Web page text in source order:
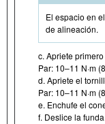
El espacio en el
de alineación.
c. Apriete
Par: 10–11 N·m
d. Apriete el
Par: 10–11 N·m
e. Enchufe el
f. Deslice la